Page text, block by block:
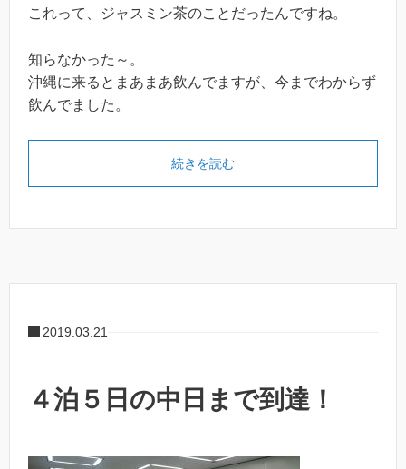
これって、ジャスミン茶のことだったんですね。
知らなかった～。
沖縄に来るとまあまあ飲んでますが、今までわからず
飲んでました。
続きを読む
2019.03.21
４泊５日の中日まで到達！